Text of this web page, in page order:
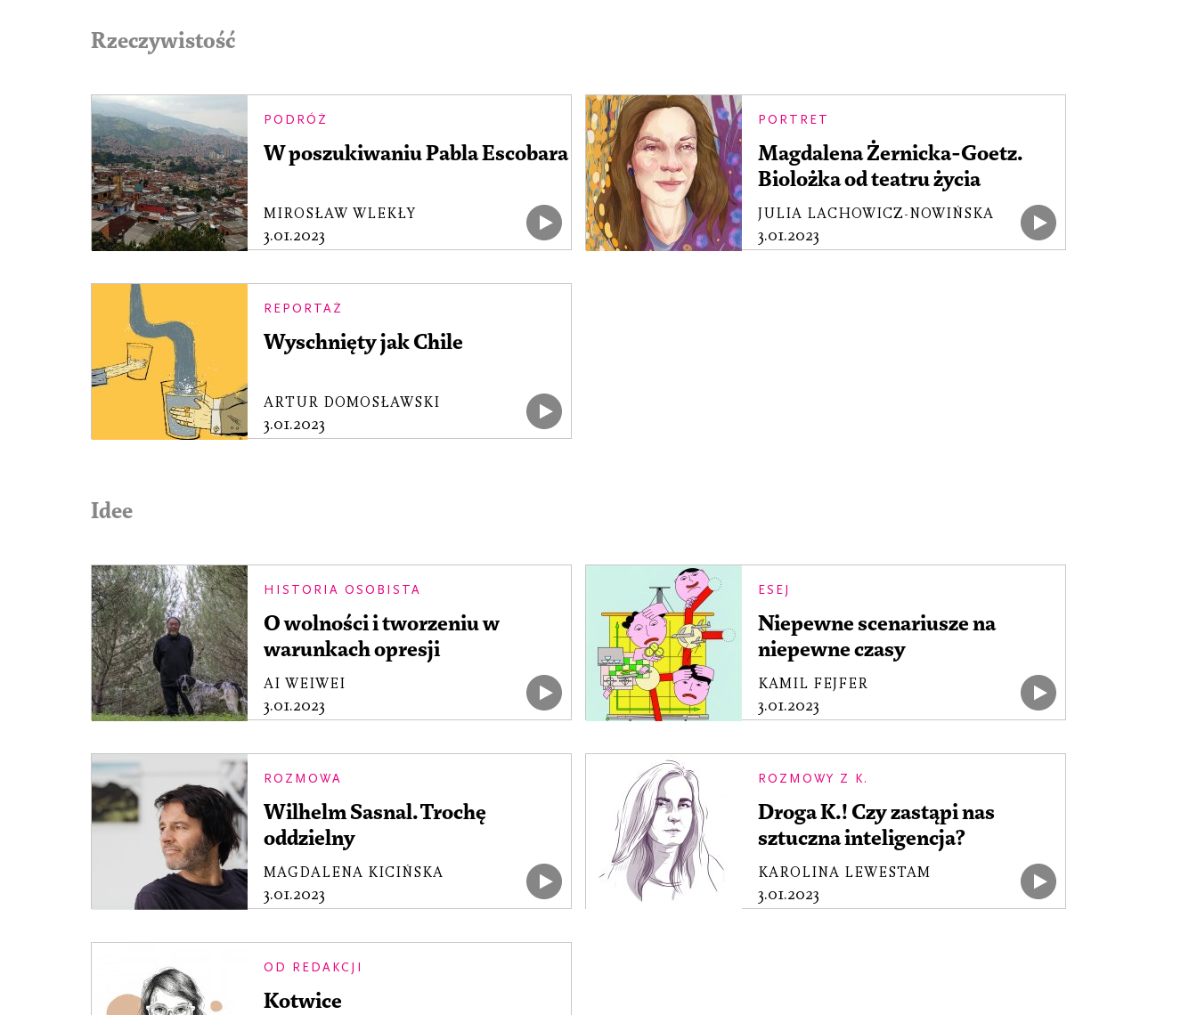
Rzeczywistość
PODRÓŻ
W poszukiwaniu Pabla Escobara
MIROSŁAW WLEKŁY
3.01.2023
PORTRET
Magdalena Żernicka-Goetz.
Biolożka od teatru życia
JULIA LACHOWICZ-NOWIŃSKA
3.01.2023
REPORTAŻ
Wyschnięty jak Chile
ARTUR DOMOSŁAWSKI
3.01.2023
Idee
HISTORIA OSOBISTA
O wolności i tworzeniu w
warunkach opresji
AI WEIWEI
3.01.2023
ESEJ
Niepewne scenariusze na
niepewne czasy
KAMIL FEJFER
3.01.2023
ROZMOWA
Wilhelm Sasnal. Trochę
oddzielny
MAGDALENA KICIŃSKA
3.01.2023
ROZMOWY Z K.
Droga K.! Czy zastąpi nas
sztuczna inteligencja?
KAROLINA LEWESTAM
3.01.2023
OD REDAKCJI
Kotwice